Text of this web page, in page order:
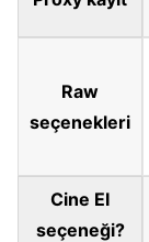
Raw
seçenekleri
Cine EI
seçeneği?